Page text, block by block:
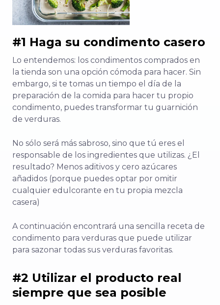
#1 Haga su condimento casero
Lo entendemos: los condimentos comprados en
la tienda son una opción cómoda para hacer. Sin
embargo, si te tomas un tiempo el día de la
preparación de la comida para hacer tu propio
condimento, puedes transformar tu guarnición
de verduras.
No sólo será más sabroso, sino que tú eres el
responsable de los ingredientes que utilizas. ¿El
resultado? Menos aditivos y cero azúcares
añadidos (porque puedes optar por omitir
cualquier edulcorante en tu propia mezcla
casera)
A continuación encontrará una sencilla receta de
condimento para verduras que puede utilizar
para sazonar todas sus verduras favoritas.
#2 Utilizar el producto real
siempre que sea posible